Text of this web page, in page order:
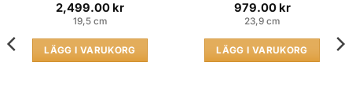
2,499.00 kr
19,5 cm
LÄGG I VARUKORG
979.00 kr
23,9 cm
LÄGG I VARUKORG